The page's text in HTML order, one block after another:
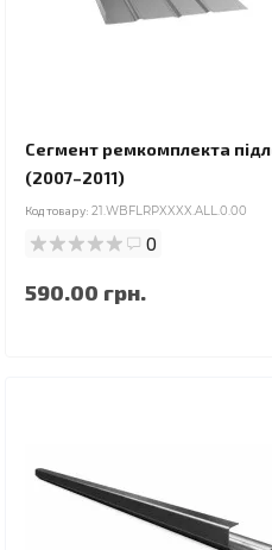
Сегмент ремкомплекта
(2007–2011)
Код товару: 21.WBFLRPXXXX.ALL.0.00
0
590.00 грн.